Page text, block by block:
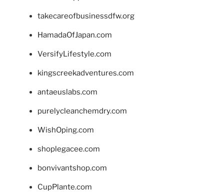
takecareofbusinessdfw.org
HamadaOfJapan.com
VersifyLifestyle.com
kingscreekadventures.com
antaeuslabs.com
purelycleanchemdry.com
WishOping.com
shoplegacee.com
bonvivantshop.com
CupPlante.com